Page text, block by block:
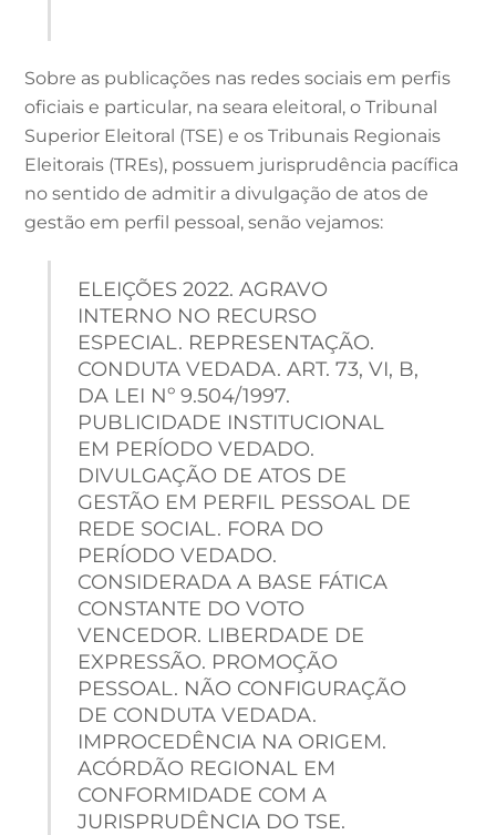
Sobre as publicações nas redes sociais em perfis
oficiais e particular, na seara eleitoral, o Tribunal
Superior Eleitoral (TSE) e os Tribunais Regionais
Eleitorais (TREs), possuem jurisprudência pacífica
no sentido de admitir a divulgação de atos de
gestão em perfil pessoal, senão vejamos:
ELEIÇÕES 2022. AGRAVO
INTERNO NO RECURSO
ESPECIAL. REPRESENTAÇÃO.
CONDUTA VEDADA. ART. 73, VI, B,
DA LEI Nº 9.504/1997.
PUBLICIDADE INSTITUCIONAL
EM PERÍODO VEDADO.
DIVULGAÇÃO DE ATOS DE
GESTÃO EM PERFIL PESSOAL DE
REDE SOCIAL. FORA DO
PERÍODO VEDADO.
CONSIDERADA A BASE FÁTICA
CONSTANTE DO VOTO
VENCEDOR. LIBERDADE DE
EXPRESSÃO. PROMOÇÃO
PESSOAL. NÃO CONFIGURAÇÃO
DE CONDUTA VEDADA.
IMPROCEDÊNCIA NA ORIGEM.
ACÓRDÃO REGIONAL EM
CONFORMIDADE COM A
JURISPRUDÊNCIA DO TSE.